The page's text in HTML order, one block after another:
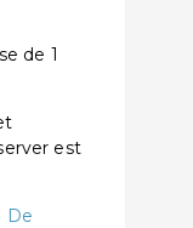
de 1
est
De